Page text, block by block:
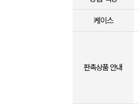
케이스
판촉상품 안내